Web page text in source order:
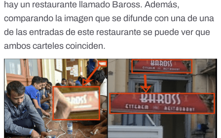
hay un restaurante llamado Baross. Además,
comparando la imagen que se difunde con una de una
de las entradas de este restaurante se puede ver que
ambos carteles coinciden.